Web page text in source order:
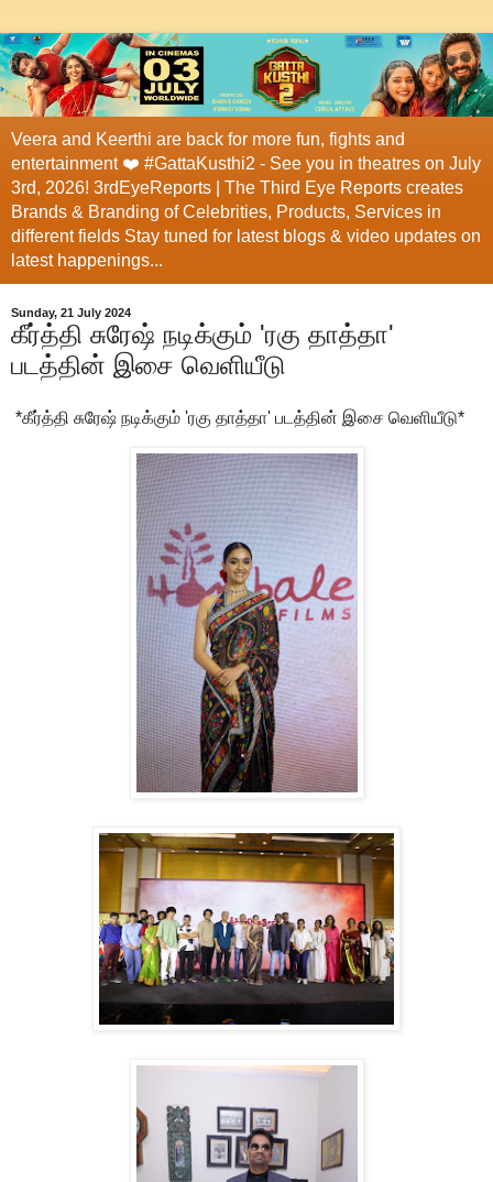
Veera and Keerthi are back for more fun, fights and
entertainment ❤️ #GattaKusthi2 - See you in theatres on July
3rd, 2026! 3rdEyeReports | The Third Eye Reports creates
Brands & Branding of Celebrities, Products, Services in
different fields Stay tuned for latest blogs & video updates on
latest happenings...
Sunday, 21 July 2024
கீர்த்தி சுரேஷ் நடிக்கும் 'ரகு தாத்தா'
படத்தின் இசை வெளியீடு
*கீர்த்தி சுரேஷ் நடிக்கும் 'ரகு தாத்தா' படத்தின் இசை வெளியீடு*